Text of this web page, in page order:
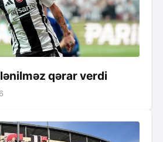
qərar verdi